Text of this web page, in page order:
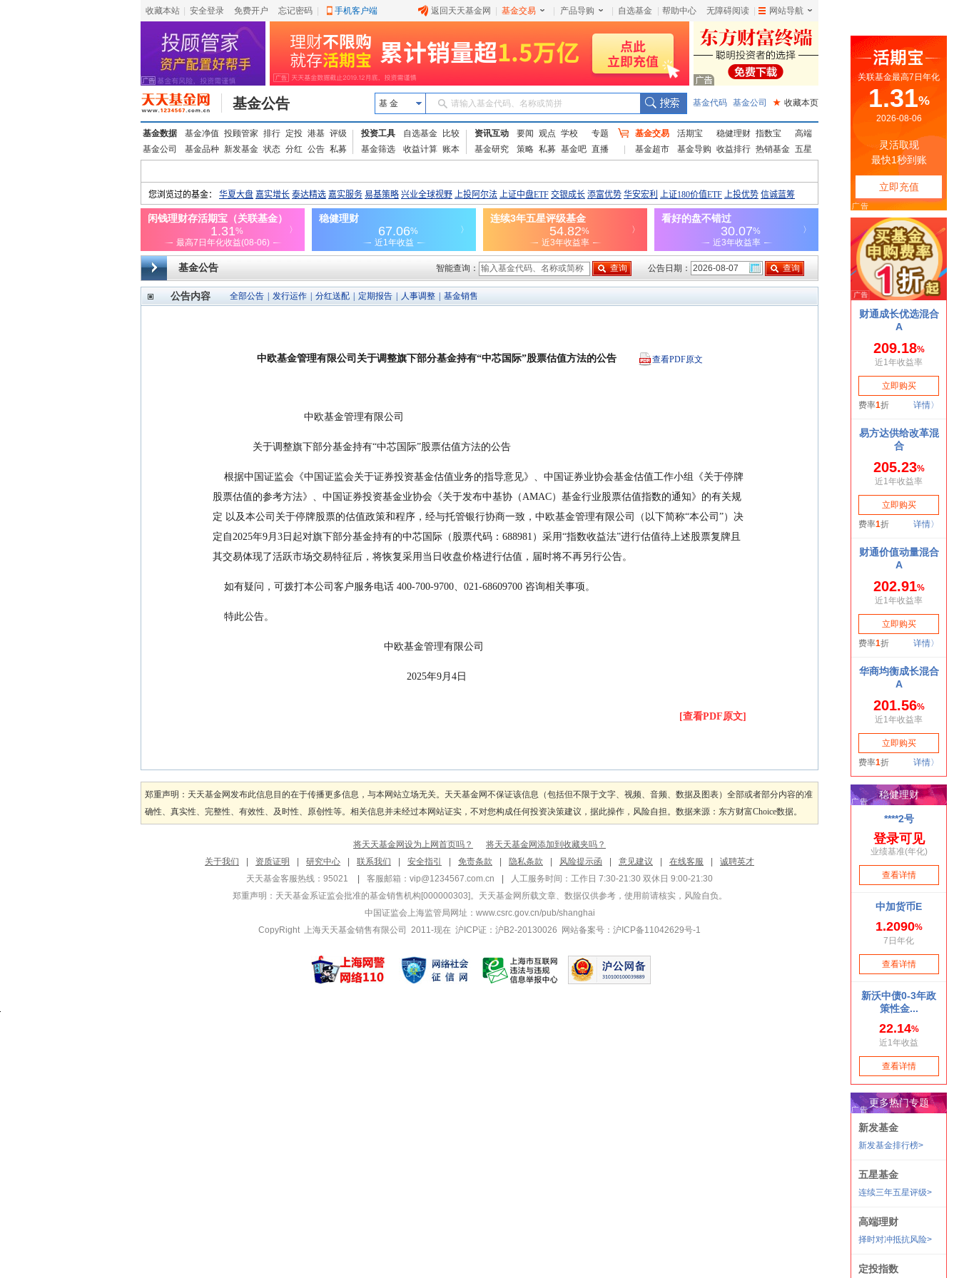
收藏本站 安全登录 免费开户 忘记密码 手机客户端 返回天天基金网 基金交易 产品导购 自选基金 帮助中心 无障碍阅读 网站导航
基金公告 基 金 请输入基金代码、名称或简拼 基金代码 基金公司 ★ 收藏本页
基金数据 基金净值 投顾管家 排行 定投 港基 评级
基金公司
基金品种 新发基金 状态 分红 公告 私募
投资工具 自选基金
比较
基金筛选
收益计算 账本
资讯互动 要闻 观点 学校
专题
基金研究
策略 私募 基金吧 直播
基金交易 活期宝 稳健理财 指数宝
高端
基金超市
基金导购 收益排行 热销基金 五星
基金公告 智能查询： 公告日期：
公告内容 全部公告 发行运作 分红送配 定期报告 人事调整 基金销售
中欧基金管理有限公司关于调整旗下部分基金持有“中芯国际”股票估值方法的公告 查看PDF原文
                                中欧基金管理有限公司
              关于调整旗下部分基金持有“中芯国际”股票估值方法的公告
股票估值的参考方法》、中国证券投资基金业协会《关于发布中基协（AMAC）基金行业股票估值指数的通知》的有关规
定 以及本公司关于停牌股票的估值政策和程序，经与托管银行协商一致，中欧基金管理有限公司（以下简称“本公司”）决
定自2025年9月3日起对旗下部分基金持有的中芯国际（股票代码：688981）采用“指数收益法”进行估值待上述股票复牌且
其交易体现了活跃市场交易特征后，将恢复采用当日收盘价格进行估值，届时将不再另行公告。
    如有疑问，可拨打本公司客户服务电话 400-700-9700、021-68609700 咨询相关事项。
    特此公告。
                                                            中欧基金管理有限公司
                                                                    2025年9月4日
[查看PDF原文]
郑重声明：天天基金网发布此信息目的在于传播更多信息，与本网站立场无关。天天基金网不保证该信息（包括但不限于文字、视频、音频、数据及图表）全部或者部分内容的准
确性、真实性、完整性、有效性、及时性、原创性等。相关信息并未经过本网站证实，不对您构成任何投资决策建议，据此操作，风险自担。数据来源：东方财富Choice数据。
将天天基金网设为上网首页吗？
将天天基金网添加到收藏夹吗？
关于我们
资质证明 研究中心 联系我们 安全指引 免责条款 隐私条款 风险提示函 意见建议 在线客服
诚聘英才
天天基金客服热线：95021
客服邮箱： vip@1234567.com.cn
人工服务时间：工作日 7:30-21:30 双休日 9:00-21:30
郑重声明： 天天基金系证监会批准的基金销售机构[000000303]。天天基金网所载文章、数据仅供参考，使用前请核实，风险自负。
中国证监会上海监管局网址： www.csrc.gov.cn/pub/shanghai
CopyRight 上海天天基金销售有限公司 2011-现在 沪ICP证：沪B2-20130026
网站备案号：沪ICP备11042629号-1